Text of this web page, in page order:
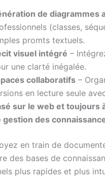
de diagrammes
(classes,
promts textuels.
visuel intégré –
une clarté inégalée.
collaboratifs –
en lecture seule
sur le web et toujours
gestion des
en train de
des bases de
plus rapides et plus